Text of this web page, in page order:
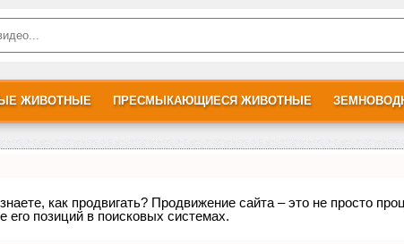
ЖИВОТНЫЕ ПРЕСМЫКАЮЩИЕСЯ ЖИВОТНЫЕ
как продвигать? Продвижение сайта – это не просто
позиций в поисковых системах.